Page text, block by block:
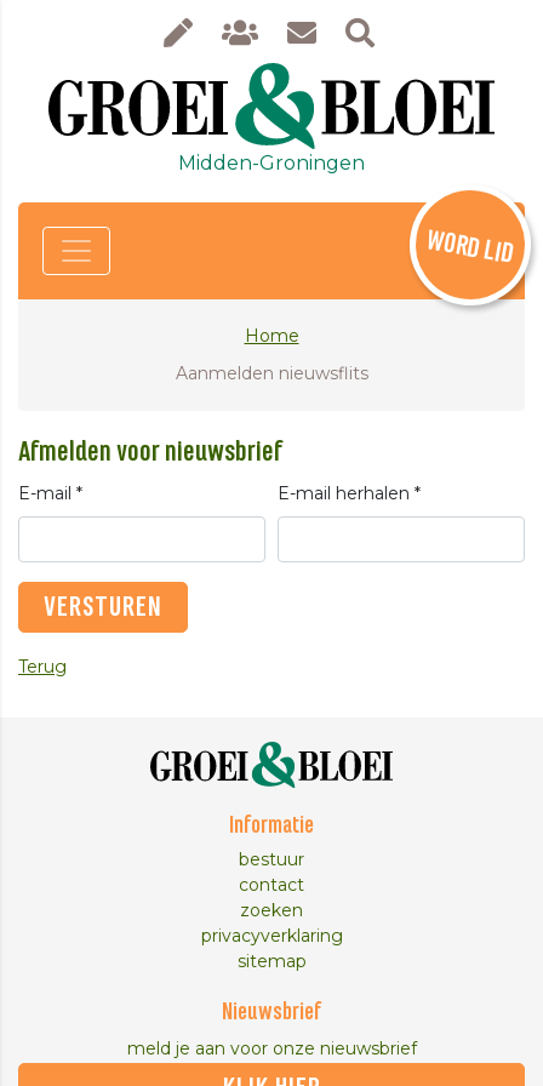
Midden-Groningen
WORD LID
Home
Aanmelden nieuwsflits
Afmelden voor nieuwsbrief
E-mail * E-mail herhalen *
Terug
Informatie
bestuur
contact
zoeken
privacyverklaring
sitemap
Nieuwsbrief
meld je aan voor onze nieuwsbrief